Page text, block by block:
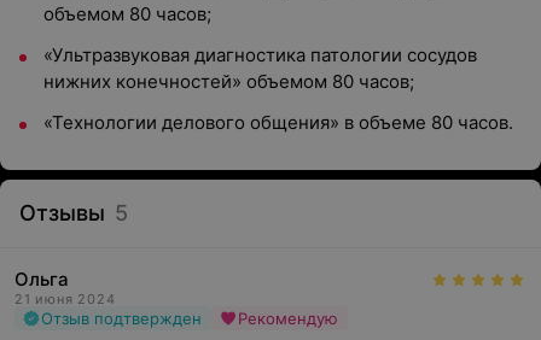
объемом 80 часов;
«Ультразвуковая диагностика патологии сосудов
нижних конечностей» объемом 80 часов;
«Технологии делового общения» в объеме 80 часов.
Отзывы 5
Ольга
21 июня 2024
Отзыв подтвержден Рекомендую